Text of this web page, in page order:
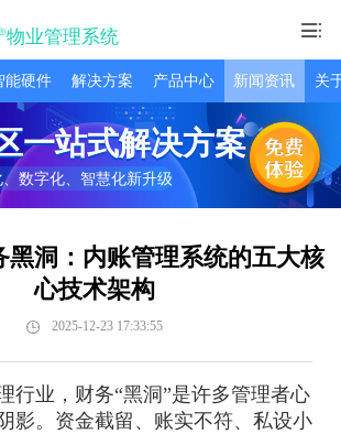
物业管理系统
能硬件 解决方案 产品中心 新闻资讯 关
一站式解决方案
数字化、智慧化新升级
黑洞：内账管理系统的五大核
心技术架构
2025-12-23 17:33:55
业，财务“黑洞”是许多管理者心
影。资金截留、账实不符、私设小